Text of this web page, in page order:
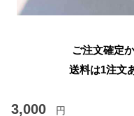
ご注文確定
送料は1注文
3,000 円